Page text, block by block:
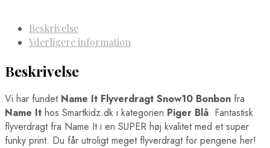
Beskrivelse
Yderligere information
Beskrivelse
Vi har fundet Name It Flyverdragt Snow10 Bonbon fra
Name It hos Smartkidz.dk i kategorien Piger Blå. Fantastisk
flyverdragt fra Name It i en SUPER høj kvalitet med et super
funky print. Du får utroligt meget flyverdragt for pengene her!